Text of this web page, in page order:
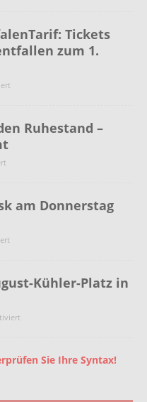
Tickets
zum 1.
Ruhestand –
am Donnerstag
Kühler-Platz in
Sie Ihre Syntax!